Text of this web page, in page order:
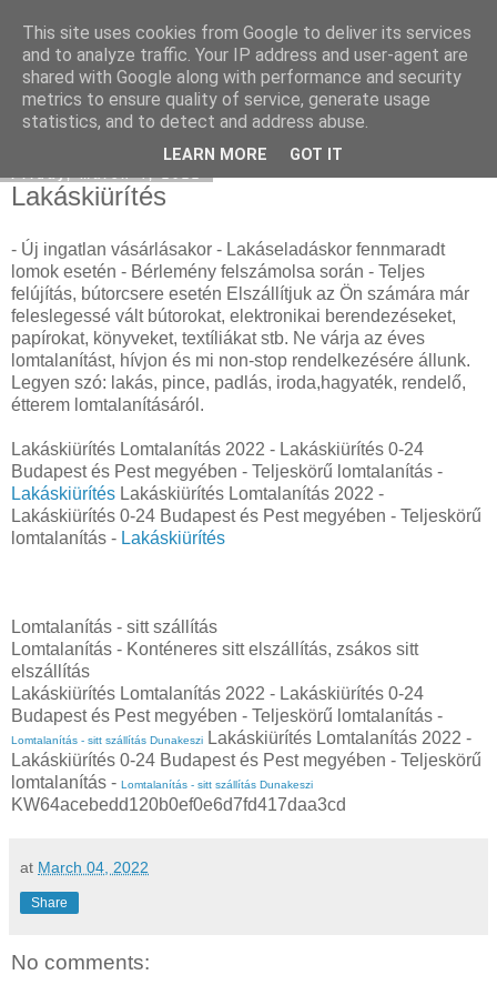
Eladó Mercedes
Lakáskiürítés
- Új ingatlan vásárlásakor - Lakáseladáskor fennmaradt
lomok esetén - Bérlemény felszámolsa során - Teljes
felújítás, bútorcsere esetén Elszállítjuk az Ön számára már
feleslegessé vált bútorokat, elektronikai berendezéseket,
papírokat, könyveket, textíliákat stb. Ne várja az éves
lomtalanítást, hívjon és mi non-stop rendelkezésére állunk.
Legyen szó: lakás, pince, padlás, iroda,hagyaték, rendelő,
étterem lomtalanításáról.
Lakáskiürítés Lomtalanítás‎ 2022 - Lakáskiürítés 0-24
Budapest és Pest megyében‎ - Teljeskörű lomtalanítás -
Lakáskiürítés Lakáskiürítés Lomtalanítás‎ 2022 -
Lakáskiürítés 0-24 Budapest és Pest megyében‎ - Teljeskörű
lomtalanítás - Lakáskiürítés
Lomtalanítás - sitt szállítás
Lomtalanítás - Konténeres sitt elszállítás, zsákos sitt
elszállítás
Lakáskiürítés Lomtalanítás‎ 2022 - Lakáskiürítés 0-24
Budapest és Pest megyében‎ - Teljeskörű lomtalanítás -
Lomtalanítás - sitt szállítás Dunakeszi
Lakáskiürítés Lomtalanítás‎ 2022 -
Lakáskiürítés 0-24 Budapest és Pest megyében‎ - Teljeskörű
lomtalanítás - Lomtalanítás - sitt szállítás Dunakeszi
KW64acebedd120b0ef0e6d7fd417daa3cd
at March 04, 2022
Share
No comments:
This site uses cookies from Google to deliver its services
and to analyze traffic. Your IP address and user-agent are
shared with Google along with performance and security
metrics to ensure quality of service, generate usage
statistics, and to detect and address abuse.
LEARN MORE GOT IT